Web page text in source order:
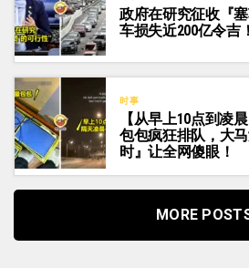
政府在研究征收『
车损失近200亿令吉
时事
【从早上10点到凌
包包疯狂排队，大
时』让全网傻眼！
MORE